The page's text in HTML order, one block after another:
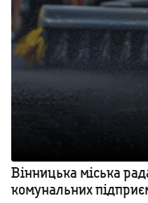
Вінницька міська
комунальних